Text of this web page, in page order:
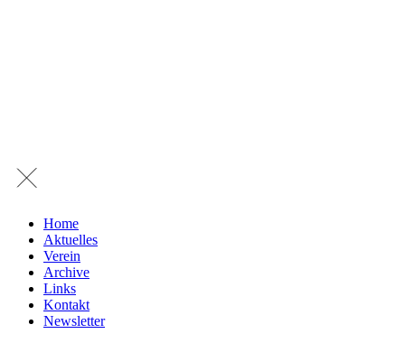
Home
Aktuelles
Verein
Archive
Links
Kontakt
Newsletter